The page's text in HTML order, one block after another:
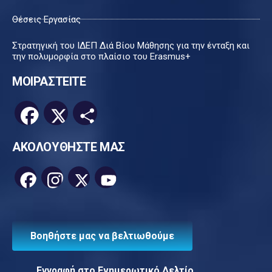
Θέσεις Εργασίας
Στρατηγική του ΙΔΕΠ Διά Βίου Μάθησης για την ένταξη και
την πολυμορφία στο πλαίσιο του Erasmus+
ΜΟΙΡΑΣΤΕΙΤΕ
Facebook
X
ΑΚΟΛΟΥΘΗΣΤΕ ΜΑΣ
FacebookInstagram
X
Βοηθήστε μας να βελτιωθούμε